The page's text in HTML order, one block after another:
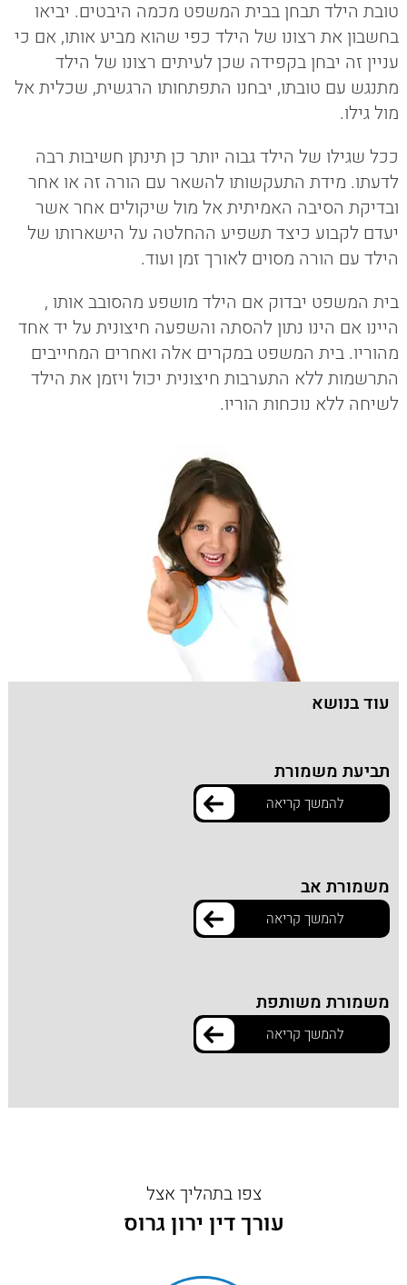
טובת הילד תבחן בבית המשפט מכמה היבטים. יביאו
בחשבון את רצונו של הילד כפי שהוא מביע אותו, אם כי
עניין זה יבחן בקפידה שכן לעיתים רצונו של הילד
מתנגש עם טובתו, יבחנו התפתחותו הרגשית, שכלית אל
מול גילו.
ככל שגילו של הילד גבוה יותר כן תינתן חשיבות רבה
לדעתו. מידת התעקשותו להשאר עם הורה זה או אחר
ובדיקת הסיבה האמיתית אל מול שיקולים אחר אשר
יעדם לקבוע כיצד תשפיע ההחלטה על הישארותו של
הילד עם הורה מסוים לאורך זמן ועוד.
בית המשפט יבדוק אם הילד מושפע מהסובב אותו ,
היינו אם הינו נתון להסתה והשפעה חיצונית על יד אחד
מהוריו. בית המשפט במקרים אלה ואחרים המחייבים
התרשמות ללא התערבות חיצונית יכול ויזמן את הילד
לשיחה ללא נוכחות הוריו.
עוד בנושא
תביעת משמורת
להמשך קריאה
משמורת אב
להמשך קריאה
משמורת משותפת
להמשך קריאה
צפו בתהליך אצל
עורך דין ירון גרוס